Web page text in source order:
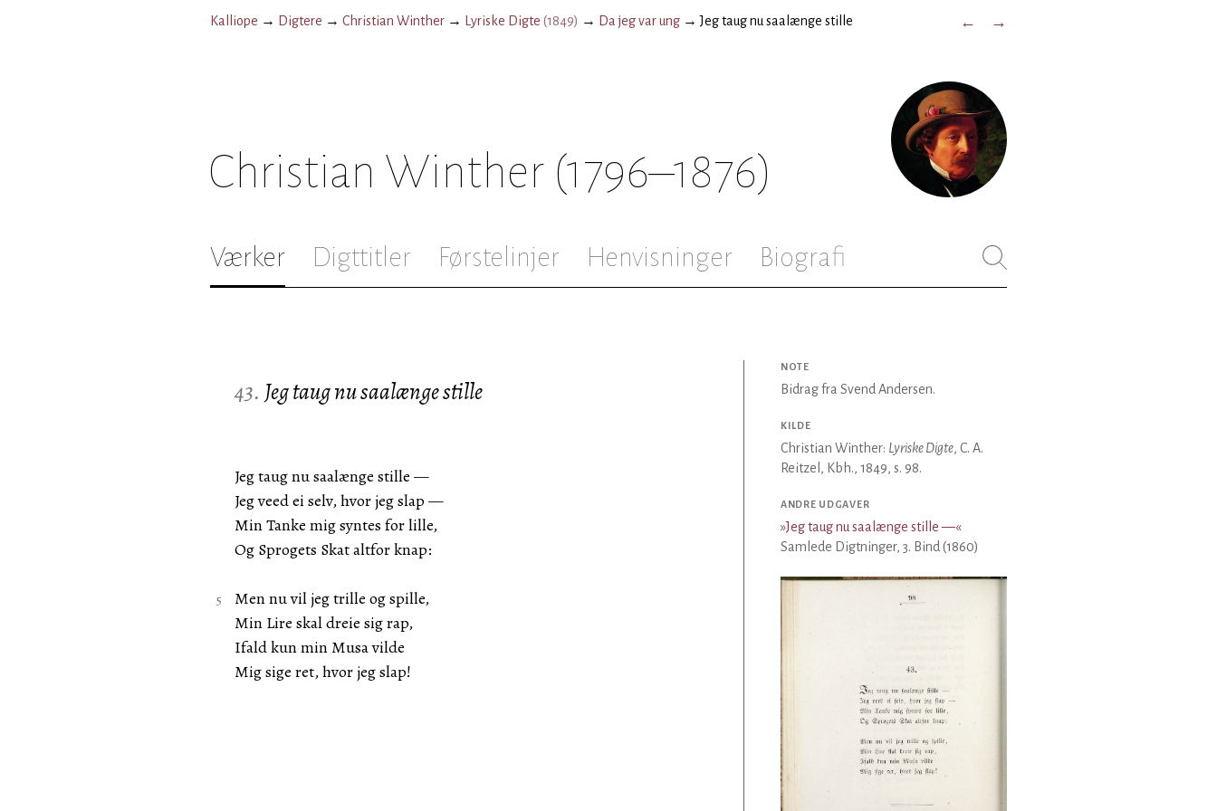
Kalliope → Digtere → Christian Winther → Lyriske Digte (1849) → Da jeg var ung →Jeg taug nu saalænge stille ← →
Christian Winther (1796–1876)
Værker Digttitler Førstelinjer Henvisninger Biografi
43. Jeg taug nu saalænge stille
Jeg taug nu saalænge stille —
Jeg veed ei selv, hvor jeg slap —
Min Tanke mig syntes for lille,
Og Sprogets Skat altfor knap:
Men nu vil jeg trille og spille,
Min Lire skal dreie sig rap,
Ifald kun min Musa vilde
Mig sige ret, hvor jeg slap!
NOTE
Bidrag fra Svend Andersen.
KILDE
Christian Winther: Lyriske Digte, C. A.
Reitzel, Kbh., 1849, s. 98.
ANDRE UDGAVER
»Jeg taug nu saalænge stille —«
Samlede Digtninger, 3. Bind (1860)